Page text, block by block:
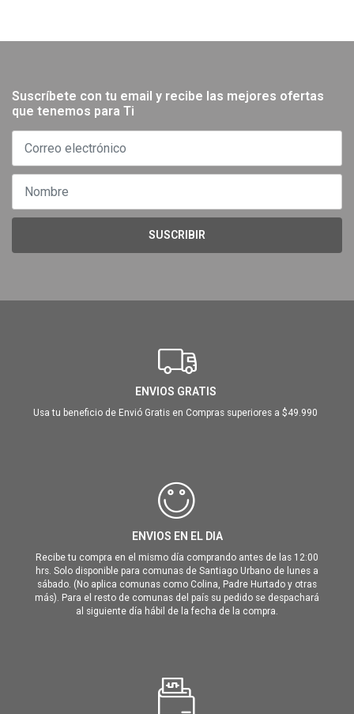
Suscríbete con tu email y recibe las mejores ofertas
que tenemos para Ti
SUSCRIBIR
ENVIOS GRATIS
Usa tu beneficio de Envió Gratis en Compras superiores a $49.990
ENVIOS EN EL DIA
Recibe tu compra en el mismo día comprando antes de las 12:00
hrs. Solo disponible para comunas de Santiago Urbano de lunes a
sábado. (No aplica comunas como Colina, Padre Hurtado y otras
más). Para el resto de comunas del país su pedido se despachará
al siguiente día hábil de la fecha de la compra.